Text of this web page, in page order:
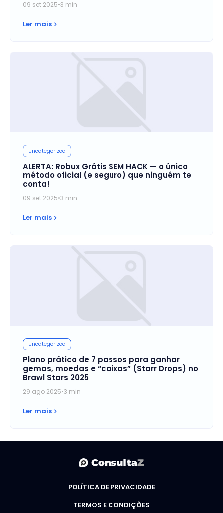
09 set 2025•3 min
Ler mais
Uncategorized
ALERTA: Robux Grátis SEM HACK — o único
método oficial (e seguro) que ninguém te
conta!
09 set 2025•3 min
Ler mais
Uncategorized
Plano prático de 7 passos para ganhar
gemas, moedas e “caixas” (Starr Drops) no
Brawl Stars 2025
29 ago 2025•3 min
Ler mais
POLÍTICA DE PRIVACIDADE
TERMOS E CONDIÇÕES